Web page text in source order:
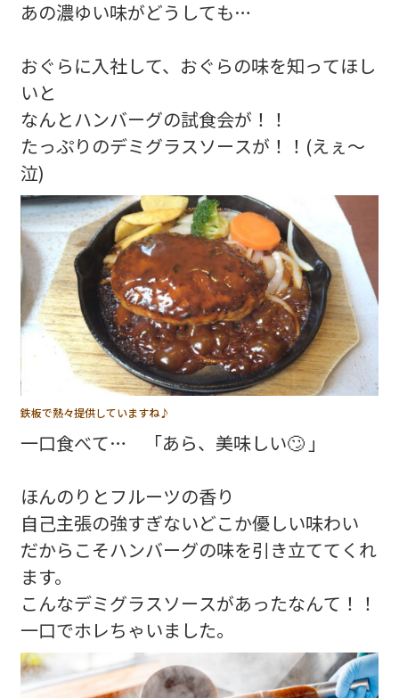
あの濃ゆい味がどうしても…
おぐらに入社して、おぐらの味を知ってほし
いと
なんとハンバーグの試食会が！！
たっぷりのデミグラスソースが！！(えぇ〜
泣)
鉄板で熱々提供していますね♪
一口食べて… 「あら、美味しい🙄 」
ほんのりとフルーツの香り
自己主張の強すぎないどこか優しい味わい
だからこそハンバーグの味を引き立ててくれ
ます。
こんなデミグラスソースがあったなんて！！
一口でホレちゃいました。